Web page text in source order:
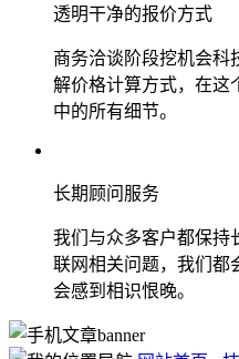
透明干净的报价方式
商务洽谈阶段挖机会科
解价格计算方式，在这
中的所有细节。
长期顾问服务
我们与众多客户都保持
联网相关问题，我们都
会感到相识恨晚。